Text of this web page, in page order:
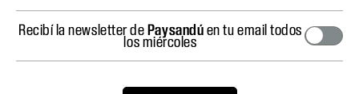
Recibí la newsletter dePaysandúen tu email todos
los miércoles